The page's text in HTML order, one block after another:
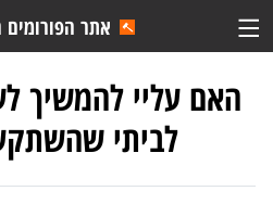
אתר
האם עליי להמשיך
לביתי